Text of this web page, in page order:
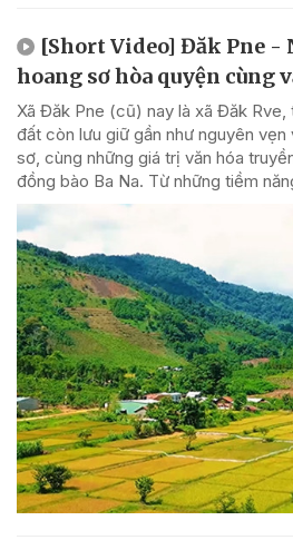
[Short Video] Đăk Pne
hoang sơ hòa quyện cùng
Xã Đăk Pne (cũ) nay là xã Đăk Rve,
đất còn lưu giữ gần như nguyên
sơ, cùng những giá trị văn hóa
đồng bào Ba Na. Từ những tiềm